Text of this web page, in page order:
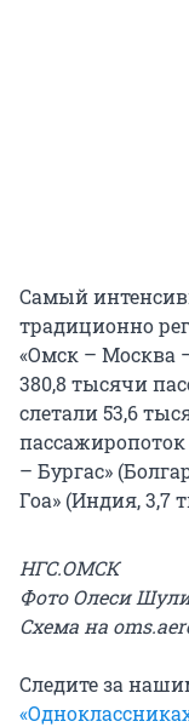
Самый
традиционно
«Омск – Москва
380,8 тысячи
слетали 53,6
– Бургас»
Гоа» (Индия, 3,7
НГС.ОМСК
Фото Олеси
Схема на
Следите за